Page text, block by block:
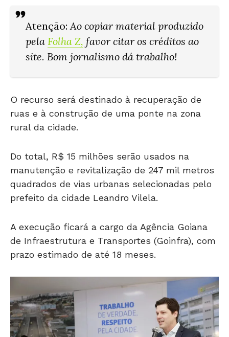
Atenção:Ao copiar material produzido
pela Folha Z, favor citar os créditos ao
site. Bom jornalismo dá trabalho!
O recurso será destinado à recuperação de
ruas e à construção de uma ponte na zona
rural da cidade.
Do total, R$ 15 milhões serão usados na
manutenção e revitalização de 247 mil metros
quadrados de vias urbanas selecionadas pelo
prefeito da cidade Leandro Vilela.
A execução ficará a cargo da Agência Goiana
de Infraestrutura e Transportes (Goinfra), com
prazo estimado de até 18 meses.